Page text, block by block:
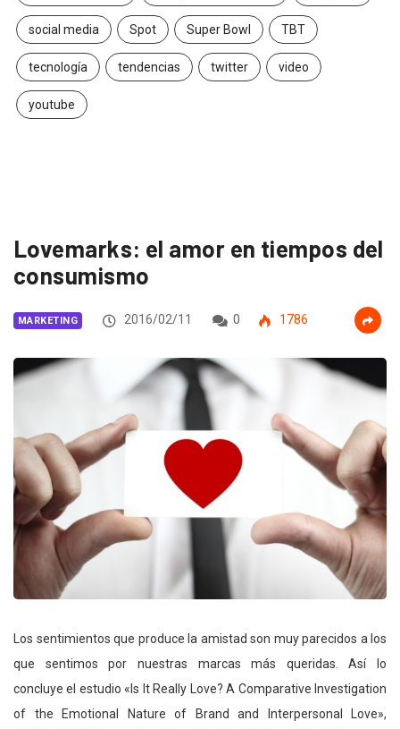
social media Spot Super Bowl TBT
tecnología tendencias twitter video
youtube
Lovemarks: el amor en tiempos del
consumismo
MARKETING 2016/02/11 0 1786
Los sentimientos que produce la amistad son muy parecidos a los
que sentimos por nuestras marcas más queridas. Así lo
concluye el estudio «Is It Really Love? A Comparative Investigation
of the Emotional Nature of Brand and Interpersonal Love»,